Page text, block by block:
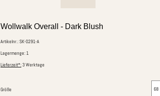
Wollwalk Overall - Dark Blush
Artikelnr.: SK-0291-A
Lagermenge: 1
Lieferzeit*:3 Werktage
Größe